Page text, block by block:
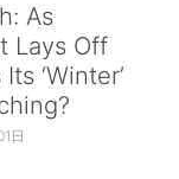
As
Lays Off
‘Winter’
日